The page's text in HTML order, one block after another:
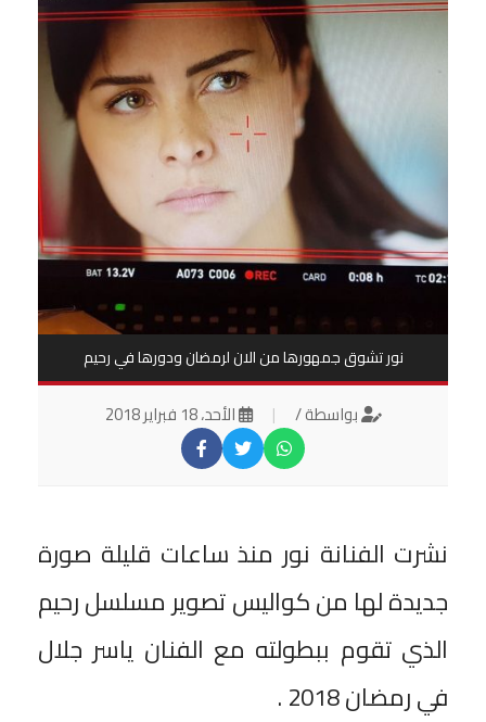
نور تشوق جمهورها من الان لرمضان ودورها في رحيم
بواسطة / | الأحد، 18 فبراير 2018
نشرت الفنانة نور منذ ساعات قليلة صورة
جديدة لها من كواليس تصوير مسلسل رحيم
الذي تقوم ببطولته مع الفنان ياسر جلال
في رمضان 2018 .